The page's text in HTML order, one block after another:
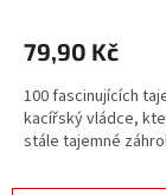
79,90 Kč
100 fascinujících
kacířský vládce,
stále tajemné